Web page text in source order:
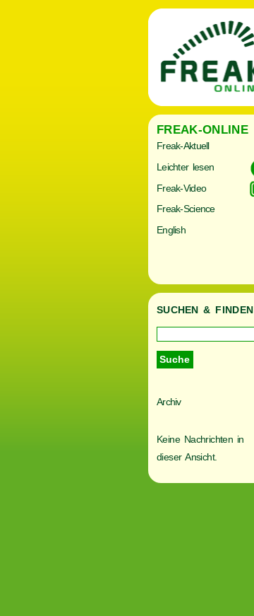
FREAK-ONLINE
Freak-Aktuell
Leichter lesen
Freak-Video
Freak-Science
English
SUCHEN & FINDEN
Archiv
Keine Nachrichten in
dieser Ansicht.